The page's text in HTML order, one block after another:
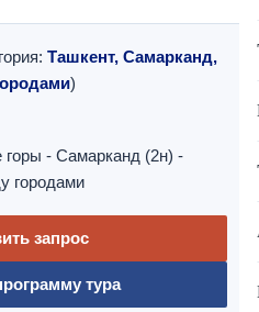
Ташкент, Самарканд,
)
горы - Самарканд (2н) -
городами
запрос
тура